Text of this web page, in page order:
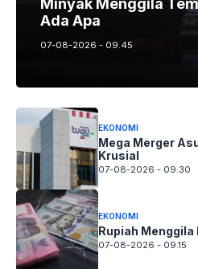
Minyak Menggila
Ada Apa
07-08-2026 - 09.45
EKONOMI
Mega Merger
Krusial
07-08-2026 - 09.30
EKONOMI
Rupiah Menggila
07-08-2026 - 09.15